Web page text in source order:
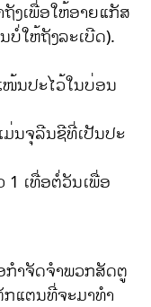
ງເພື່ອໃຫ້ອາຍແກັສ
ບໍ່ໃຫ້ຖັງລະເບີດ).
ນປະໄວ້ໃນບ່ອນ
ມ່ນຈຸລີນຊີທີ່ເປັນປະ
ເທື່ອຕໍ່ວັນເພື່ອ
ກໍາຈັດຈໍາພວກສັດຕູ
ແຕນທີ່ຈະມາທໍາ